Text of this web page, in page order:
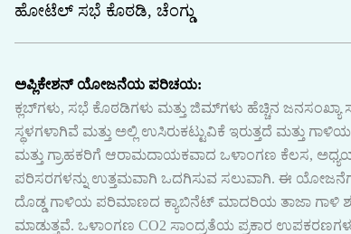
ಹೋಟೆಲ್ ಸಭೆ ಕೊಠಡಿ, ಚೆಂಗ್ಡು
ಅಪ್ಲಿಕೇಶನ್ ಯೋಜನೆಯ ಪರಿಚಯ:
ಕ್ಲಬ್‌ಗಳು, ಸಭೆ ಕೊಠಡಿಗಳು ಮತ್ತು ಜಿಮ್‌ಗಳು ಹೆಚ್ಚಿನ ಜನಸಂಖ್ಯಾ
ಸ್ಥಳಗಳಾಗಿವೆ ಮತ್ತು ಅಲ್ಲಿ ಉಸಿರುಕಟ್ಟುವಿಕೆ ಇರುತ್ತದೆ ಮತ್ತು
ಮತ್ತು ಗ್ರಾಹಕರಿಗೆ ಆರಾಮದಾಯಕವಾದ ಒಳಾಂಗಣ ಕೆಲಸ,
ಪರಿಸರಗಳನ್ನು ಉತ್ತಮವಾಗಿ ಒದಗಿಸುವ ಸಲುವಾಗಿ. ಈ
ದೊಡ್ಡ ಗಾಳಿಯ ಪರಿಮಾಣದ ಕ್ಯಾಬಿನೆಟ್ ಮಾದರಿಯ ತಾಜಾ ಗಾಳಿ
ಮಾಡುತ್ತವೆ. ಒಳಾಂಗಣ CO2 ಸಾಂದ್ರತೆಯ ಪ್ರಕಾರ